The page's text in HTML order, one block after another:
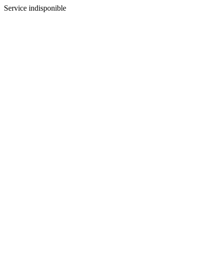
Service indisponible